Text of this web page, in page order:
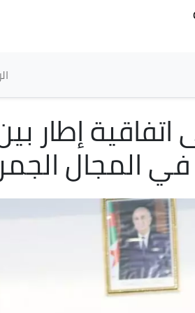
إطار
المجال